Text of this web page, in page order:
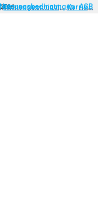
Firmengeschichte Karriere
2026
Nutzungsbedingungen AGB